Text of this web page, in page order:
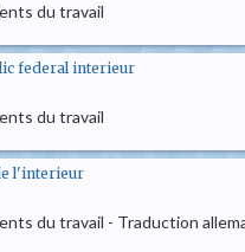
du travail
federal interieur
du travail
l'interieur
du travail - Traduction